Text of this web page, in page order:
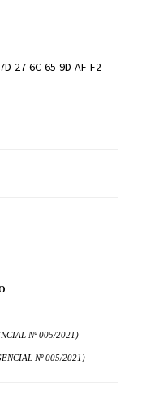
27-6C-65-9D-AF-F2-
Nº 005/2021)
Nº 005/2021)